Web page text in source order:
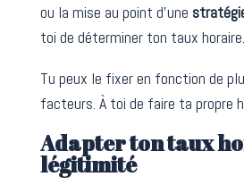
ou la mise au point d’une
toi de déterminer ton taux horaire.
Tu peux le fixer en fonction de
facteurs. À toi de faire ta propre
Adapter ton taux
légitimité